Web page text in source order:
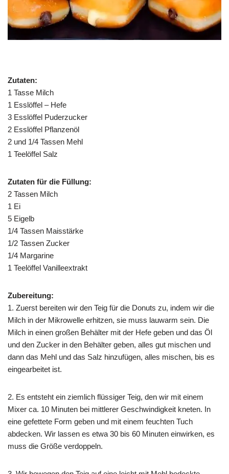
Zutaten:
1 Tasse Milch
1 Esslöffel – Hefe
3 Esslöffel Puderzucker
2 Esslöffel Pflanzenöl
2 und 1/4 Tassen Mehl
1 Teelöffel Salz
Zutaten für die Füllung:
2 Tassen Milch
1 Ei
5 Eigelb
1/4 Tassen Maisstärke
1/2 Tassen Zucker
1/4 Margarine
1 Teelöffel Vanilleextrakt
Zubereitung:
1. Zuerst bereiten wir den Teig für die Donuts zu, indem wir die
Milch in der Mikrowelle erhitzen, sie muss lauwarm sein. Die
Milch in einen großen Behälter mit der Hefe geben und das Öl
und den Zucker in den Behälter geben, alles gut mischen und
dann das Mehl und das Salz hinzufügen, alles mischen, bis es
eingearbeitet ist.
2. Es entsteht ein ziemlich flüssiger Teig, den wir mit einem
Mixer ca. 10 Minuten bei mittlerer Geschwindigkeit kneten. In
eine gefettete Form geben und mit einem feuchten Tuch
abdecken. Wir lassen es etwa 30 bis 60 Minuten einwirken, es
muss die Größe verdoppeln.